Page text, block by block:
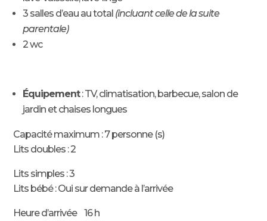
3 salles d’eau au total (incluant celle de la suite
parentale)
2 wc
Équipement: TV, climatisation, barbecue, salon de
jardin et chaises longues
Capacité maximum : 7 personne (s)
Lits doubles : 2
Lits simples : 3
Lits bébé : Oui sur demande à l’arrivée
Heure d’arrivée 16 h